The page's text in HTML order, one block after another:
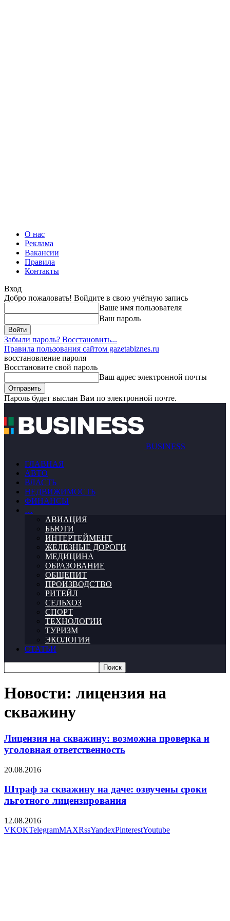
О нас
Реклама
Вакансии
Правила
Контакты
Вход
Добро пожаловать! Войдите в свою учётную запись
Ваше имя пользователя
Ваш пароль
Забыли пароль? Восстановить...
Правила пользования сайтом gazetabiznes.ru
восстановление пароля
Восстановите свой пароль
Ваш адрес электронной почты
Пароль будет выслан Вам по электронной почте.
BUSINESS
ГЛАВНАЯ
АВТО
ВЛАСТЬ
НЕДВИЖИМОСТЬ
ФИНАНСЫ
…
АВИАЦИЯ
БЬЮТИ
ИНТЕРТЕЙМЕНТ
ЖЕЛЕЗНЫЕ ДОРОГИ
МЕДИЦИНА
ОБРАЗОВАНИЕ
ОБЩЕПИТ
ПРОИЗВОДСТВО
РИТЕЙЛ
СЕЛЬХОЗ
СПОРТ
ТЕХНОЛОГИИ
ТУРИЗМ
ЭКОЛОГИЯ
СТАТЬИ
Новости: лицензия на
скважину
Лицензия на скважину: возможна проверка и
уголовная ответственность
20.08.2016
Штраф за скважину на даче: озвучены сроки
льготного лицензирования
12.08.2016
VKOKTelegramMAXRssYandexPinterestYoutube